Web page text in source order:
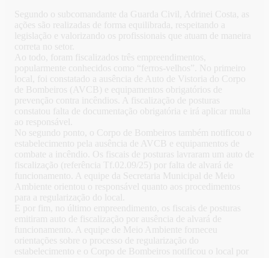
Segundo o subcomandante da Guarda Civil, Adrinei Costa, as
ações são realizadas de forma equilibrada, respeitando a
legislação e valorizando os profissionais que atuam de maneira
correta no setor.
Ao todo, foram fiscalizados três empreendimentos,
popularmente conhecidos como “ferros-velhos”. No primeiro
local, foi constatado a ausência de Auto de Vistoria do Corpo
de Bombeiros (AVCB) e equipamentos obrigatórios de
prevenção contra incêndios. A fiscalização de posturas
constatou falta de documentação obrigatória e irá aplicar multa
ao responsável.
No segundo ponto, o Corpo de Bombeiros também notificou o
estabelecimento pela ausência de AVCB e equipamentos de
combate a incêndio. Os fiscais de posturas lavraram um auto de
fiscalização (referência Tf.02.09/25) por falta de alvará de
funcionamento. A equipe da Secretaria Municipal de Meio
Ambiente orientou o responsável quanto aos procedimentos
para a regularização do local.
E por fim, no último empreendimento, os fiscais de posturas
emitiram auto de fiscalização por ausência de alvará de
funcionamento. A equipe de Meio Ambiente forneceu
orientações sobre o processo de regularização do
estabelecimento e o Corpo de Bombeiros notificou o local por